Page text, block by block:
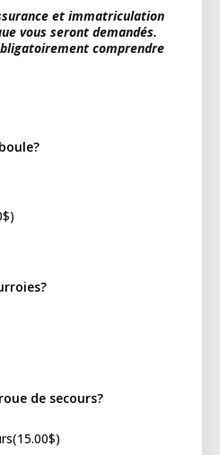
et immatriculation
vous seront demandés.
comprendre
$)
de secours?
15.00$)